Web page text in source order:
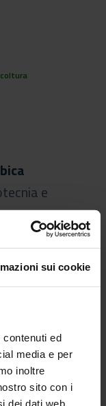
sui cookie
ed
media e per
inoltre
sito con i
dei dati web,
e
microbico
della